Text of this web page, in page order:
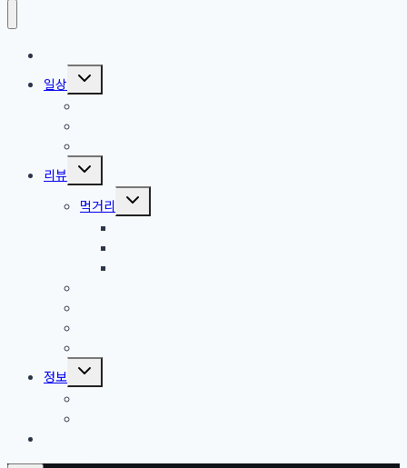
일상
Toggle
리뷰
Toggle
먹거리
Toggle
정보
Toggle